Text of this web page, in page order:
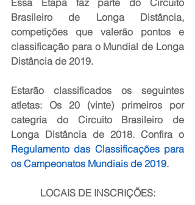
Essa Etapa faz parte do Circuito
Brasileiro de Longa Distância,
competições que valerão pontos e
classificação para o Mundial de Longa
Distância de 2019.
Estarão classificados os seguintes
atletas: Os 20 (vinte) primeiros por
categria do Circuito Brasileiro de
Regulamento das Classificações para
os Campeonatos Mundiais de 2019.
LOCAIS DE INSCRIÇÕES: